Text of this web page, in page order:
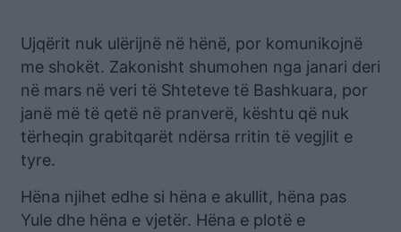
Ujqërit nuk ulërijnë në hënë, por komunikojnë
me shokët. Zakonisht shumohen nga janari deri
në mars në veri të Shteteve të Bashkuara, por
janë më të qetë në pranverë, kështu që nuk
tërheqin grabitqarët ndërsa rritin të vegjlit e
tyre.
Hëna njihet edhe si hëna e akullit, hëna pas
Yule dhe hëna e vjetër. Hëna e plotë e